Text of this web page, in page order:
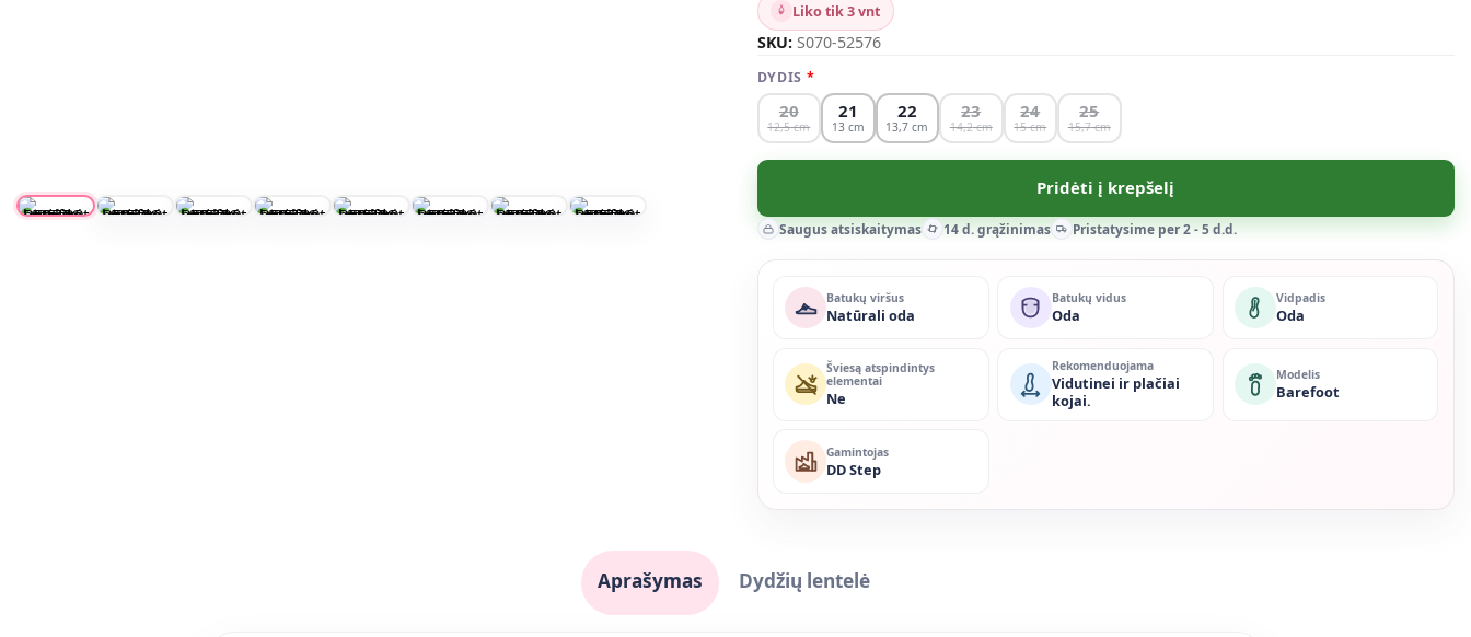
Liko tik 3 vnt
SKU: S070-52576
DYDIS
20
12,5
21
13
22
13,7
23
14,2
24
15
25
15,7
Pridėti į krepšelį
Saugus atsiskaitymas 14 d. grąžinimas Pristatysime per 2 - 5 d.d.
Batukų viršus
Natūrali oda
Batukų vidus
Oda
Vidpadis
Oda
Šviesą atspindintys
elementai
Ne
Rekomenduojama
Vidutinei ir plačiai
kojai.
Modelis
Barefoot
Gamintojas
DD Step
Aprašymas Dydžių lentelė